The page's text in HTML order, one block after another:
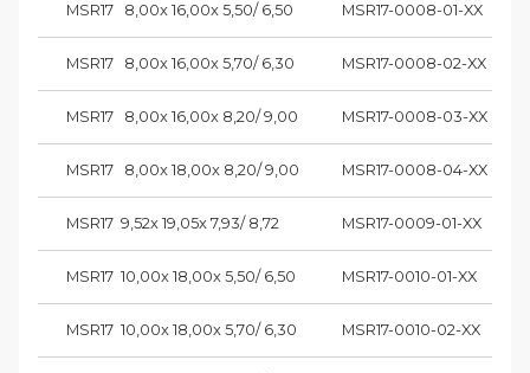
MSR17   8,00x 16,00x 5,50/ 6,50 MSR17-0008-01-XX
MSR17   8,00x 16,00x 5,70/ 6,30 MSR17-0008-02-XX
MSR17   8,00x 16,00x 8,20/ 9,00 MSR17-0008-03-XX
MSR17   8,00x 18,00x 8,20/ 9,00 MSR17-0008-04-XX
MSR17  9,52x 19,05x 7,93/ 8,72 MSR17-0009-01-XX
MSR17  10,00x 18,00x 5,50/ 6,50 MSR17-0010-01-XX
MSR17  10,00x 18,00x 5,70/ 6,30 MSR17-0010-02-XX